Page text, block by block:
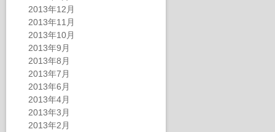
2013年12月
2013年11月
2013年10月
2013年9月
2013年8月
2013年7月
2013年6月
2013年4月
2013年3月
2013年2月